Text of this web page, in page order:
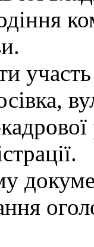
участь